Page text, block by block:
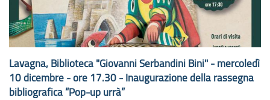
Lavagna, Biblioteca "Giovanni Serbandini Bini" - mercoledì
10 dicembre - ore 17.30 - Inaugurazione della rassegna
bibliografica “Pop-up urrà”